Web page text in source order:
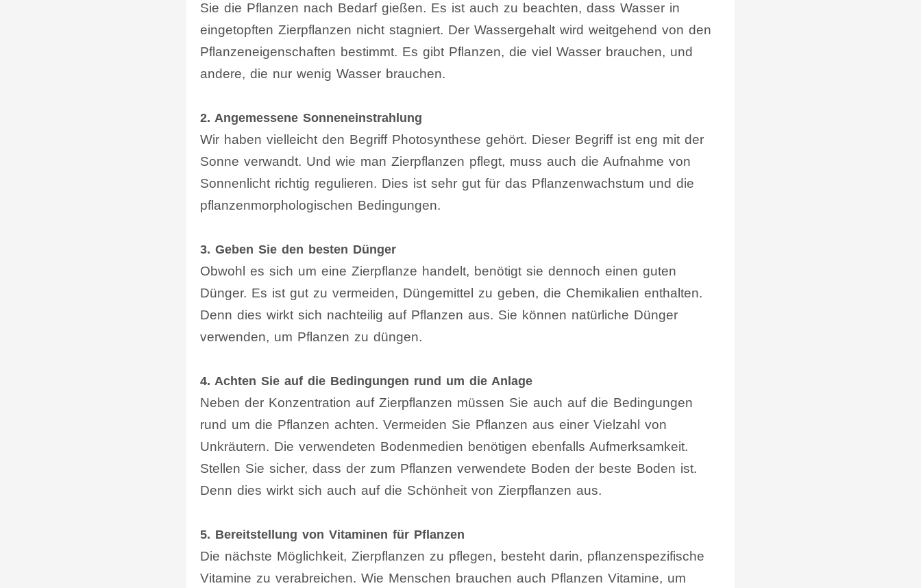
Sie die Pflanzen nach Bedarf gießen. Es ist auch zu beachten, dass Wasser in
eingetopften Zierpflanzen nicht stagniert. Der Wassergehalt wird weitgehend von den
Pflanzeneigenschaften bestimmt. Es gibt Pflanzen, die viel Wasser brauchen, und
andere, die nur wenig Wasser brauchen.
2. Angemessene Sonneneinstrahlung
Wir haben vielleicht den Begriff Photosynthese gehört. Dieser Begriff ist eng mit der
Sonne verwandt. Und wie man Zierpflanzen pflegt, muss auch die Aufnahme von
Sonnenlicht richtig regulieren. Dies ist sehr gut für das Pflanzenwachstum und die
pflanzenmorphologischen Bedingungen.
3. Geben Sie den besten Dünger
Obwohl es sich um eine Zierpflanze handelt, benötigt sie dennoch einen guten
Dünger. Es ist gut zu vermeiden, Düngemittel zu geben, die Chemikalien enthalten.
Denn dies wirkt sich nachteilig auf Pflanzen aus. Sie können natürliche Dünger
verwenden, um Pflanzen zu düngen.
4. Achten Sie auf die Bedingungen rund um die Anlage
Neben der Konzentration auf Zierpflanzen müssen Sie auch auf die Bedingungen
rund um die Pflanzen achten. Vermeiden Sie Pflanzen aus einer Vielzahl von
Unkräutern. Die verwendeten Bodenmedien benötigen ebenfalls Aufmerksamkeit.
Stellen Sie sicher, dass der zum Pflanzen verwendete Boden der beste Boden ist.
Denn dies wirkt sich auch auf die Schönheit von Zierpflanzen aus.
5. Bereitstellung von Vitaminen für Pflanzen
Die nächste Möglichkeit, Zierpflanzen zu pflegen, besteht darin, pflanzenspezifische
Vitamine zu verabreichen. Wie Menschen brauchen auch Pflanzen Vitamine, um